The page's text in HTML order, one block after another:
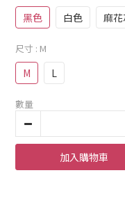
黑色 白色 麻花
尺寸 : M
M L
數量
加入購物車